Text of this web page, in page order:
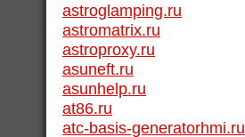
astroglamping.ru
astromatrix.ru
astroproxy.ru
asuneft.ru
asunhelp.ru
at86.ru
atc-basis-generatorhmi.ru